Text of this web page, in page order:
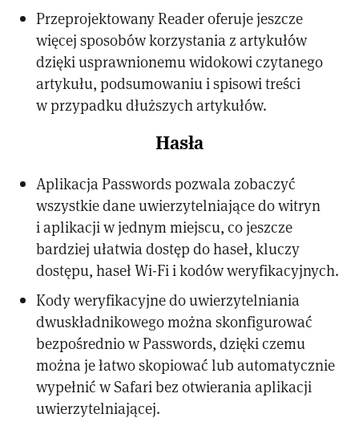
Przeprojektowany Reader oferuje jeszcze
więcej sposobów korzystania z artykułów
dzięki usprawnionemu widokowi czytanego
artykułu, podsumowaniu i spisowi treści
w przypadku dłuższych artykułów.
Hasła
Aplikacja Passwords pozwala zobaczyć
wszystkie dane uwierzytelniające do witryn
i aplikacji w jednym miejscu, co jeszcze
bardziej ułatwia dostęp do haseł, kluczy
dostępu, haseł Wi-Fi i kodów weryfikacyjnych.
Kody weryfikacyjne do uwierzytelniania
dwuskładnikowego można skonfigurować
bezpośrednio w Passwords, dzięki czemu
można je łatwo skopiować lub automatycznie
wypełnić w Safari bez otwierania aplikacji
uwierzytelniającej.